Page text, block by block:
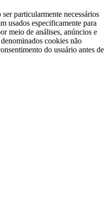
particularmente necessários
usados ​​especificamente para
meio de análises, anúncios e
cookies não
do usuário antes de